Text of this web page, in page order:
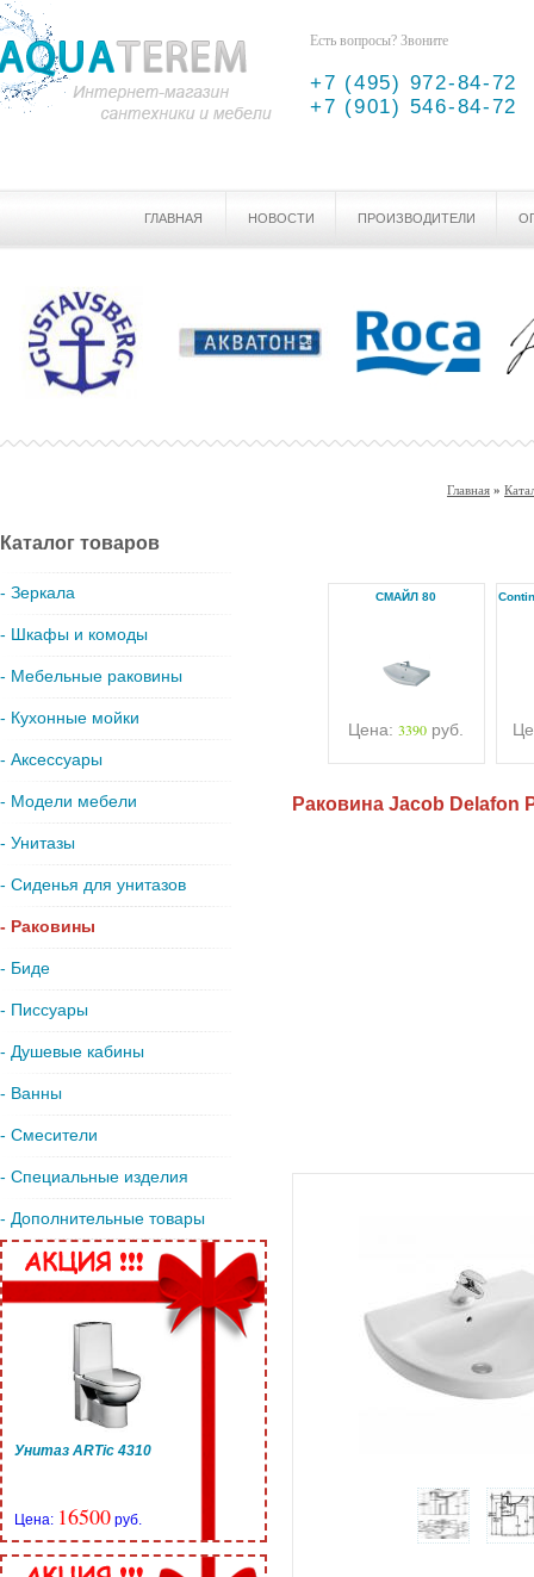
Есть вопросы? Звоните
+7 (495) 972-84-72
+7 (901) 546-84-72
ГЛАВНАЯ НОВОСТИ ПРОИЗВОДИТЕЛИ
Главная »
Каталог товаров
- Зеркала
- Шкафы и комоды
- Мебельные раковины
- Кухонные мойки
- Аксессуары
- Модели мебели
- Унитазы
- Сиденья для унитазов
- Раковины
- Биде
- Писсуары
- Душевые кабины
- Ванны
- Смесители
- Специальные изделия
- Дополнительные товары
Унитаз ARTic 4310
Цена: 16500 руб.
СМАЙЛ 80
Цена: 3390 руб.
Раковина Jacob Delafon